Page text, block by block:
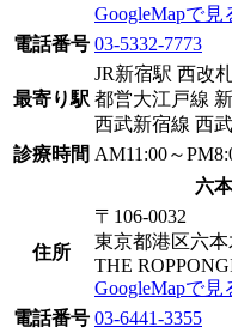
GoogleMapで見
電話番号 03-5332-7773
最寄り駅
JR新宿駅 西改
都営大江戸線
西武新宿線 西
診療時間 AM11:00～
六
住所
〒106-0032
東京都港区六本
THE
GoogleMapで見
電話番号 03-6441-3355